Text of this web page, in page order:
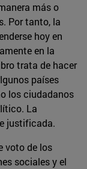
más o
Por tanto, la
hoy en
en la
trata de hacer
países
los ciudadanos
La
justificada.
voto de los
sociales y el